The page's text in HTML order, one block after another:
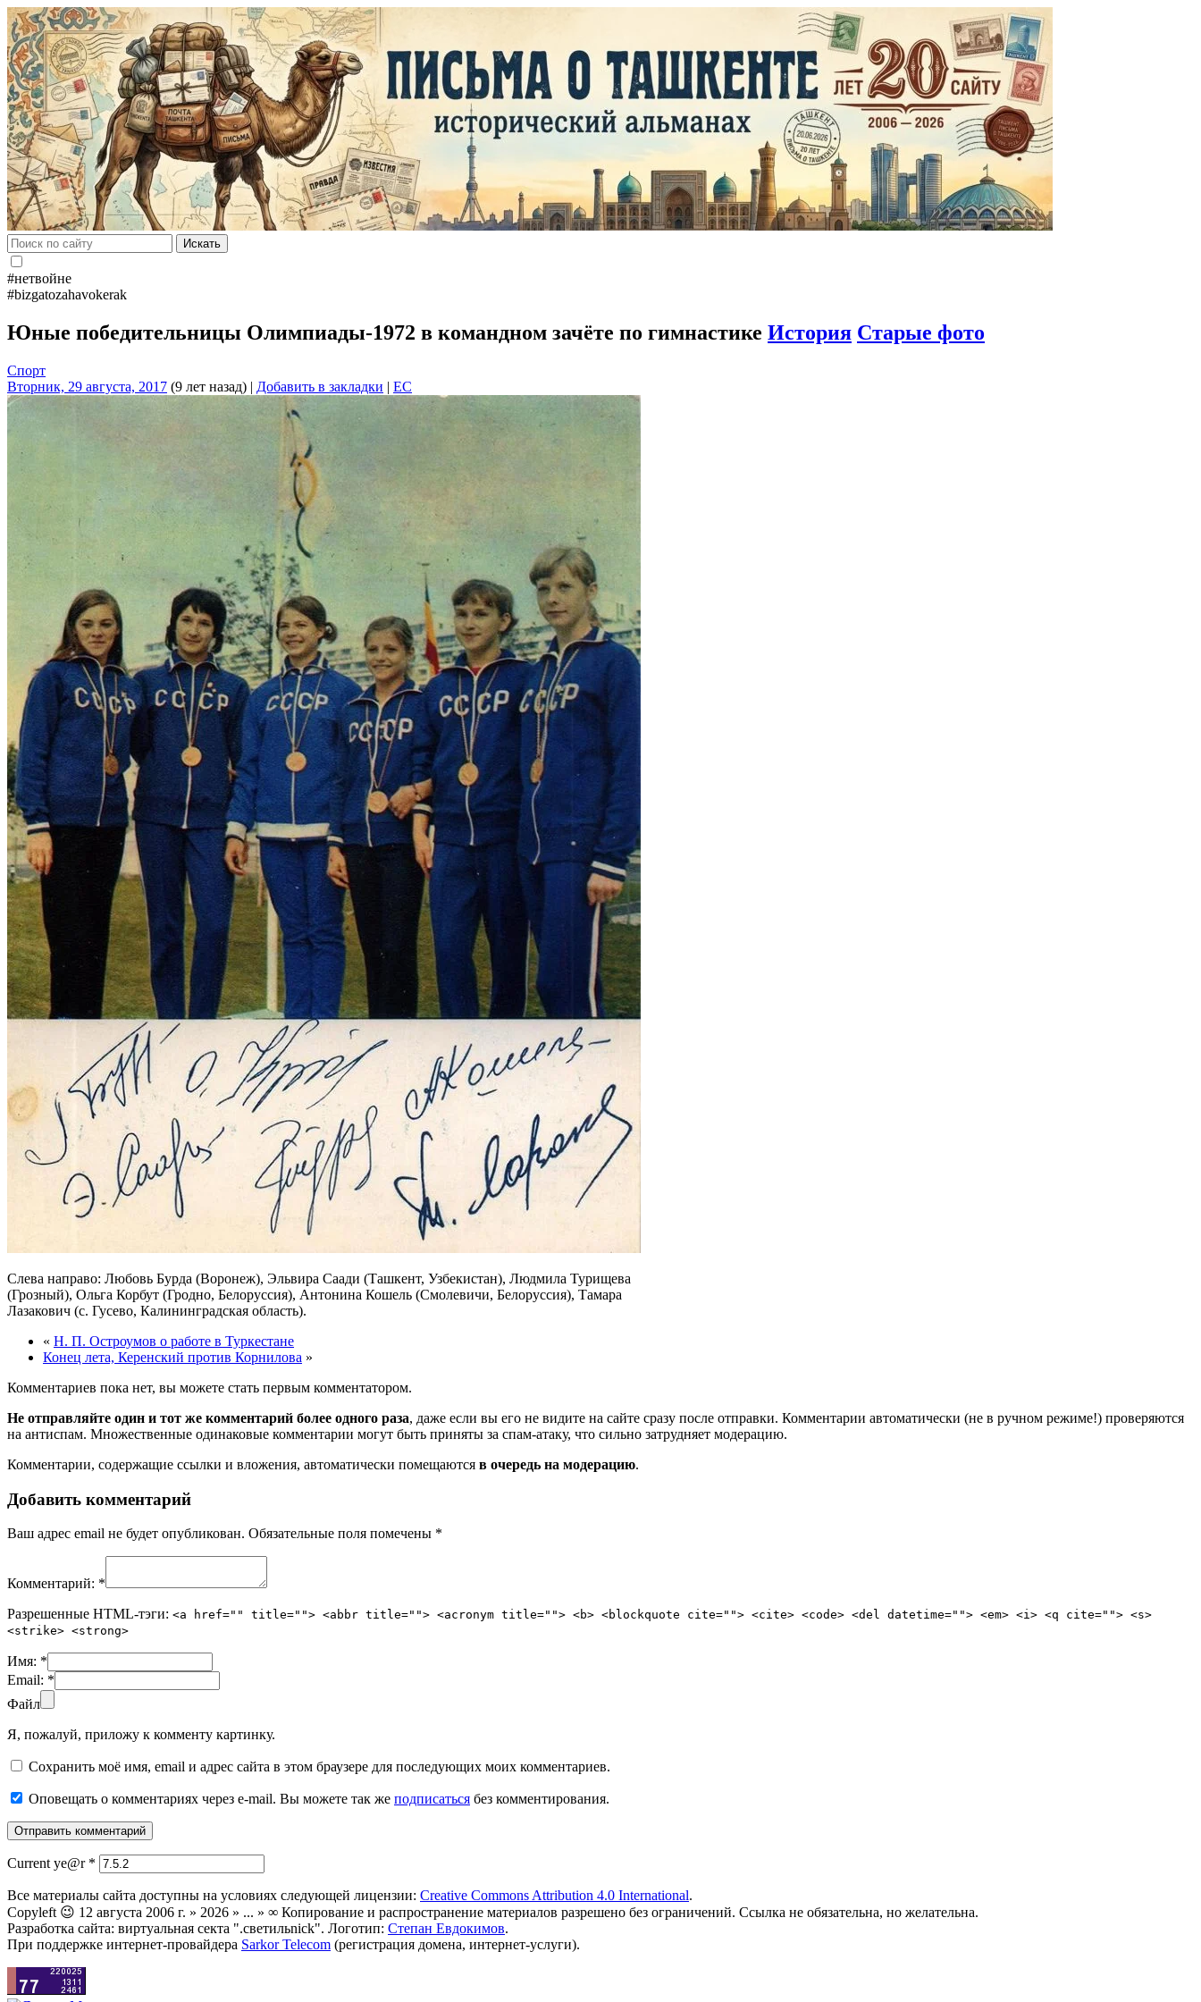
Искать
#нетвойне
#bizgatozahavokerak
Юные победительницы Олимпиады-1972 в командном зачёте по гимнастике История Старые фото
Спорт
Вторник, 29 августа, 2017 (9 лет назад) | Добавить в закладки | EC
Слева направо: Любовь Бурда (Воронеж), Эльвира Саади (Ташкент, Узбекистан), Людмила Турищева
(Грозный), Ольга Корбут (Гродно, Белоруссия), Антонина Кошель (Смолевичи, Белоруссия), Тамара
Лазакович (с. Гусево, Калининградская область).
« Н. П. Остроумов о работе в Туркестане
Конец лета, Керенский против Корнилова »
Комментариев пока нет, вы можете стать первым комментатором.
Не отправляйте один и тот же комментарий более одного раза, даже если вы его не видите на сайте сразу после отправки. Комментарии автоматически (не в ручном режиме!) проверяются
на антиспам. Множественные одинаковые комментарии могут быть приняты за спам-атаку, что сильно затрудняет модерацию.
Комментарии, содержащие ссылки и вложения, автоматически помещаются в очередь на модерацию.
Добавить комментарий
Ваш адрес email не будет опубликован. Обязательные поля помечены *
Комментарий: *
Разрешенные HTML-тэги: <a href="" title=""> <abbr title=""> <acronym title=""> <b> <blockquote cite=""> <cite> <code> <del datetime=""> <em> <i> <q cite=""> <s>
<strike> <strong>
Имя: *
Email: *
Файл
Я, пожалуй, приложу к комменту картинку.
Сохранить моё имя, email и адрес сайта в этом браузере для последующих моих комментариев.
Оповещать о комментариях через e-mail. Вы можете так же подписаться без комментирования.
Current ye@r *
Все материалы сайта доступны на условиях следующей лицензии: Creative Commons Attribution 4.0 International.
Copyleft 😉 12 августа 2006 г. » 2026 » ... » ∞ Копирование и распространение материалов разрешено без ограничений. Ссылка не обязательна, но желательна.
Разработка сайта: виртуальная секта ".светильnick". Логотип: Степан Евдокимов.
При поддержке интернет-провайдера Sarkor Telecom (регистрация домена, интернет-услуги).